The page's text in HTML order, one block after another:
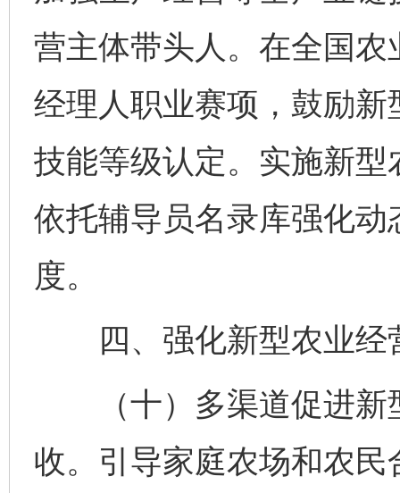
营主体带头人。在全国
经理人职业赛项，鼓励
技能等级认定。实施新
依托辅导员名录库强化
度。
四、强化新型农业经
（十）多渠道促进新
收。引导家庭农场和农